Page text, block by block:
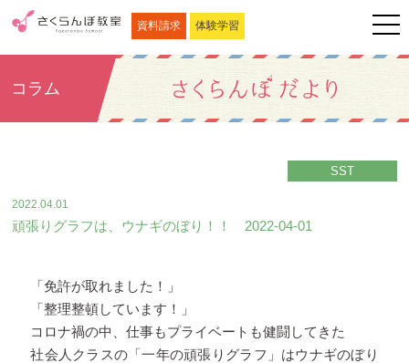
資料請求 体験学習
コラム
SST
2022.04.01
頑張りグラフは、ウナギのぼり！！ 2022-04-01
「免許が取れました！」
「整理整頓しています！」
コロナ禍の中、仕事もプライベートも健闘してきた
社会人クラスの「一年の頑張りグラフ」はウナギのぼり